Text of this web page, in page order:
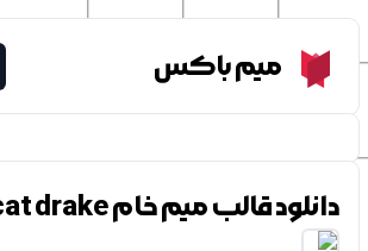
Meme Boxمیم باکس
دانلود قالب میم خام cat drake